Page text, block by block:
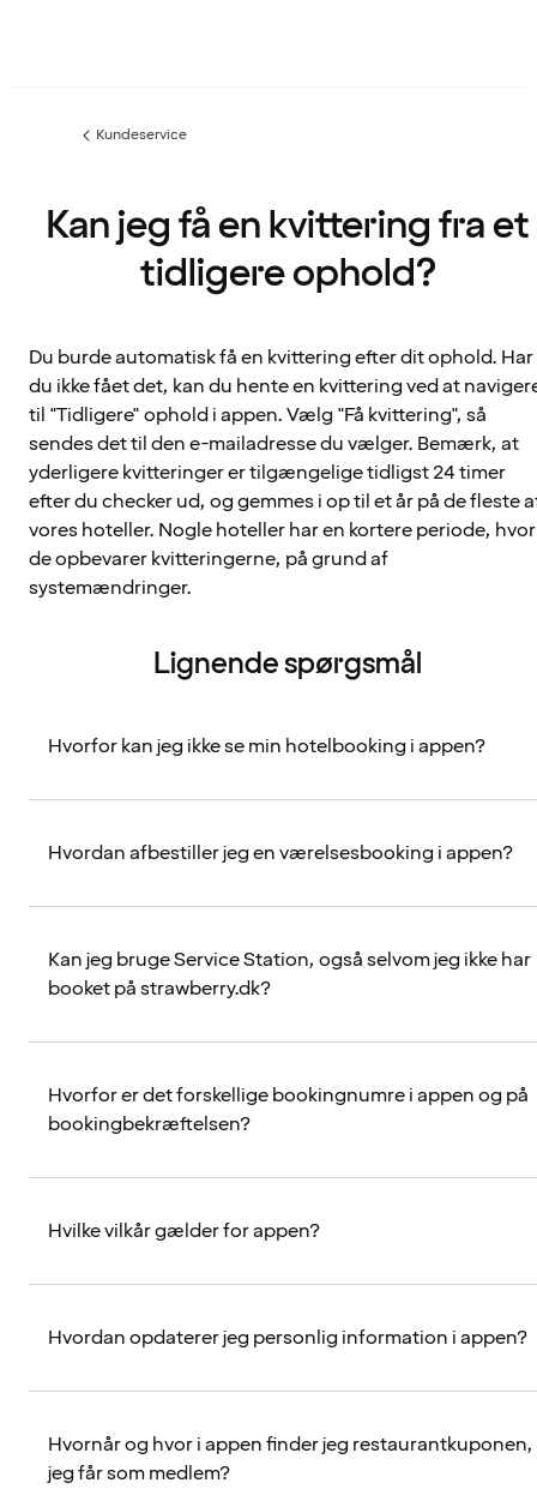
Forrige
Kundeservice
Kan jeg få en kvittering fra et
tidligere ophold?
Du burde automatisk få en kvittering efter dit ophold. Har
du ikke fået det, kan du hente en kvittering ved at
til "Tidligere" ophold i appen. Vælg "Få kvittering", så
sendes det til den e-mailadresse du vælger. Bemærk, at
yderligere kvitteringer er tilgængelige tidligst 24 timer
efter du checker ud, og gemmes i op til et år på de fleste
vores hoteller. Nogle hoteller har en kortere periode, hvor
de opbevarer kvitteringerne, på grund af
systemændringer.
Lignende spørgsmål
Hvorfor kan jeg ikke se min hotelbooking i appen?
Hvordan afbestiller jeg en værelsesbooking i appen?
Kan jeg bruge Service Station, også selvom jeg ikke har
booket på strawberry.dk?
Hvorfor er det forskellige bookingnumre i appen og på
bookingbekræftelsen?
Hvilke vilkår gælder for appen?
Hvordan opdaterer jeg personlig information i appen?
Hvornår og hvor i appen finder jeg restaurantkuponen,
jeg får som medlem?